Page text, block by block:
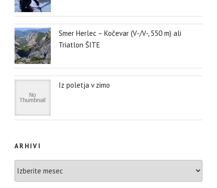
Smer Herlec – Kočevar (V-/V-, 550 m) ali
Triatlon ŠITE
Iz poletja v zimo
ARHIVI